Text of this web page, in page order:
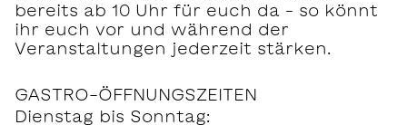
bereits ab 10 Uhr für euch da – so könnt
ihr euch vor und während der
Veranstaltungen jederzeit stärken.
GASTRO-ÖFFNUNGSZEITEN
Dienstag bis Sonntag: